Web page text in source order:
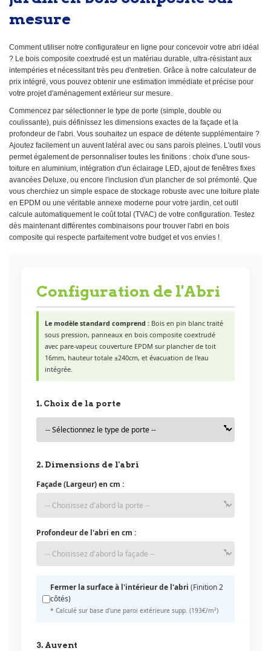
mesure
Comment utiliser notre configurateur en ligne pour concevoir votre abri idéal
? Le bois composite coextrudé est un matériau durable, ultra-résistant aux
intempéries et nécessitant très peu d'entretien. Grâce à notre calculateur de
prix intégré, vous pouvez obtenir une estimation immédiate et précise pour
votre projet d'aménagement extérieur sur mesure.
Commencez par sélectionner le type de porte (simple, double ou
coulissante), puis définissez les dimensions exactes de la façade et la
profondeur de l'abri. Vous souhaitez un espace de détente supplémentaire ?
Ajoutez facilement un auvent latéral avec ou sans parois pleines. L'outil vous
permet également de personnaliser toutes les finitions : choix d'une sous-
toiture en aluminium, intégration d'un éclairage LED, ajout de fenêtres fixes
avancées Deluxe, ou encore l'inclusion d'un plancher de sol prémonté. Que
vous cherchiez un simple espace de stockage robuste avec une toiture plate
en EPDM ou une véritable annexe moderne pour votre jardin, cet outil
calcule automatiquement le coût total (TVAC) de votre configuration. Testez
dès maintenant différentes combinaisons pour trouver l'abri en bois
composite qui respecte parfaitement votre budget et vos envies !
Configuration de l'Abri
Le modèle standard comprend : Bois en pin blanc traité
sous pression, panneaux en bois composite coextrudé
avec pare-vapeur, couverture EPDM sur plancher de toit
16mm, hauteur totale ±240cm, et évacuation de l'eau
intégrée.
1. Choix de la porte
2. Dimensions de l'abri
Façade (Largeur) en cm :
Profondeur de l'abri en cm :
Fermer la surface à l'intérieur de l'abri (Finition 2
côtés)
* Calculé sur base d'une paroi extérieure supp. (193€/m²)
3. Auvent